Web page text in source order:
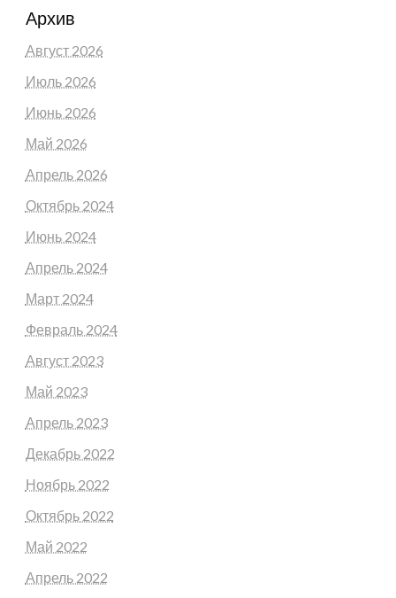
Архив
Август 2026
Июль 2026
Июнь 2026
Май 2026
Апрель 2026
Октябрь 2024
Июнь 2024
Апрель 2024
Март 2024
Февраль 2024
Август 2023
Май 2023
Апрель 2023
Декабрь 2022
Ноябрь 2022
Октябрь 2022
Май 2022
Апрель 2022